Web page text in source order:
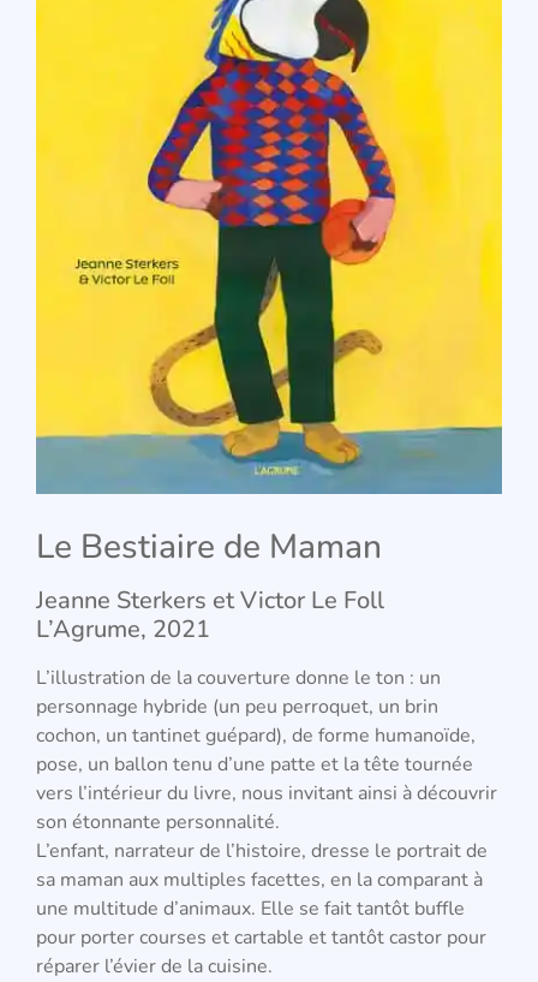
Le Bestiaire de Maman
Jeanne Sterkers et Victor Le Foll
L’Agrume, 2021
L’illustration de la couverture donne le ton : un
personnage hybride (un peu perroquet, un brin
cochon, un tantinet guépard), de forme humanoïde,
pose, un ballon tenu d’une patte et la tête tournée
vers l’intérieur du livre, nous invitant ainsi à découvrir
son étonnante personnalité.
L’enfant, narrateur de l’histoire, dresse le portrait de
sa maman aux multiples facettes, en la comparant à
une multitude d’animaux. Elle se fait tantôt buffle
pour porter courses et cartable et tantôt castor pour
réparer l’évier de la cuisine.